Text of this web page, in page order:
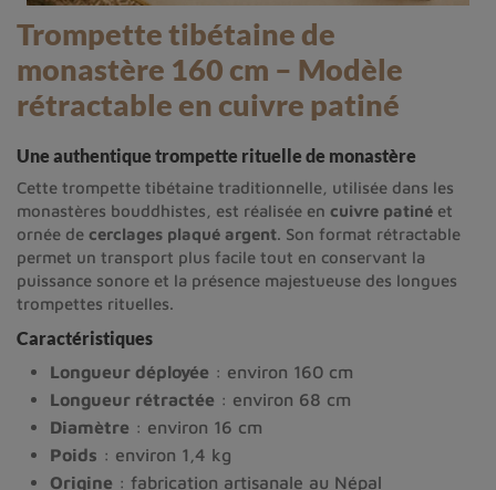
Trompette tibétaine de
monastère 160 cm – Modèle
rétractable en cuivre patiné
Une authentique trompette rituelle de monastère
Cette trompette tibétaine traditionnelle, utilisée dans les
monastères bouddhistes, est réalisée en cuivre patiné et
ornée de cerclages plaqué argent. Son format rétractable
permet un transport plus facile tout en conservant la
puissance sonore et la présence majestueuse des longues
trompettes rituelles.
Caractéristiques
Longueur déployée : environ 160 cm
Longueur rétractée : environ 68 cm
Diamètre : environ 16 cm
Poids : environ 1,4 kg
Origine : fabrication artisanale au Népal